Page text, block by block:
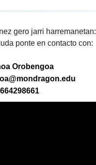
gero jarri harremanetan:
ponte en contacto con:
Orobengoa
664298661